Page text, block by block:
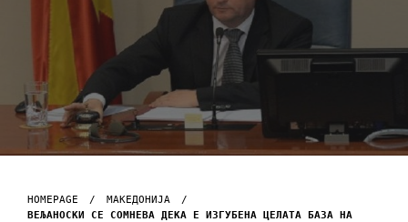
HOMEPAGE
МАКЕДОНИЈА
ВЕЉАНОСКИ СЕ СОМНЕВА ДЕКА Е ИЗГУБЕНА ЦЕЛАТА БАЗА НА